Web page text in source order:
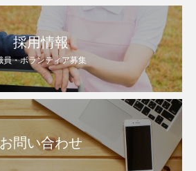
採用情報
員・ボランティア募集
お問い合わせ